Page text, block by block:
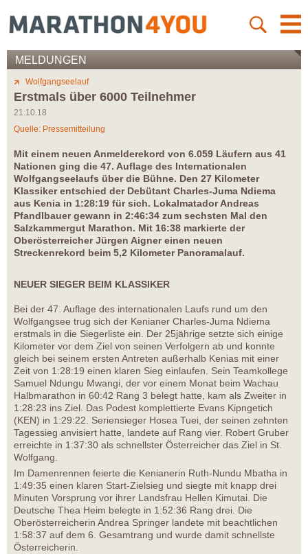
MELDUNGEN
Wolfgangseelauf
Erstmals über 6000 Teilnehmer
21.10.18
Quelle: Pressemitteilung
Mit einem neuen Anmelderekord von 6.059 Läufern aus 41
Nationen ging die 47. Auflage des Internationalen
Wolfgangseelaufs über die Bühne. Den 27 Kilometer
Klassiker entschied der Debütant Charles-Juma Ndiema
aus Kenia in 1:28:19 für sich. Lokalmatador Andreas
Pfandlbauer gewann in 2:46:34 zum sechsten Mal den
Salzkammergut Marathon. Mit 16:38 markierte der
Oberösterreicher Jürgen Aigner einen neuen
Streckenrekord beim 5,2 Kilometer Panoramalauf.
NEUER SIEGER BEIM KLASSIKER
Bei der 47. Auflage des internationalen Laufs rund um den
Wolfgangsee trug sich der Kenianer Charles-Juma Ndiema
erstmals in die Siegerliste ein. Der 25jährige setzte sich einige
Kilometer vor dem Ziel von seinen Verfolgern ab und konnte
gleich bei seinem ersten Antreten außerhalb Kenias mit einer
Zeit von 1:28:19 einen klaren Sieg einlaufen. Sein Teamkollege
Samuel Ndungu Mwangi, der vor einem Monat beim Wachau
Halbmarathon in 60:42 Rang 3 belegt hatte, kam als Zweiter in
1:28:23 ins Ziel. Das Podest komplettierte Evans Kipngetich
(KEN) in 1:29:22. Seriensieger Hosea Tuei, der seinen zehnten
Tagessieg anvisiert hatte, landete auf Rang vier. Robert Gruber
erreichte in 1:37:30 als schnellster Österreicher das Ziel in St.
Wolfgang.
Im Damenrennen feierte die Kenianerin Ruth-Nundu Mbatha in
1:49:35 einen klaren Start-Zielsieg und siegte mit knapp drei
Minuten Vorsprung vor ihrer Landsfrau Hellen Kimutai. Die
Deutsche Thea Heim belegte in 1:52:36 Rang drei. Die
Oberösterreicherin Andrea Springer landete mit beachtlichen
1:58:37 auf dem 6. Gesamtrang und wurde damit schnellste
Österreicherin.